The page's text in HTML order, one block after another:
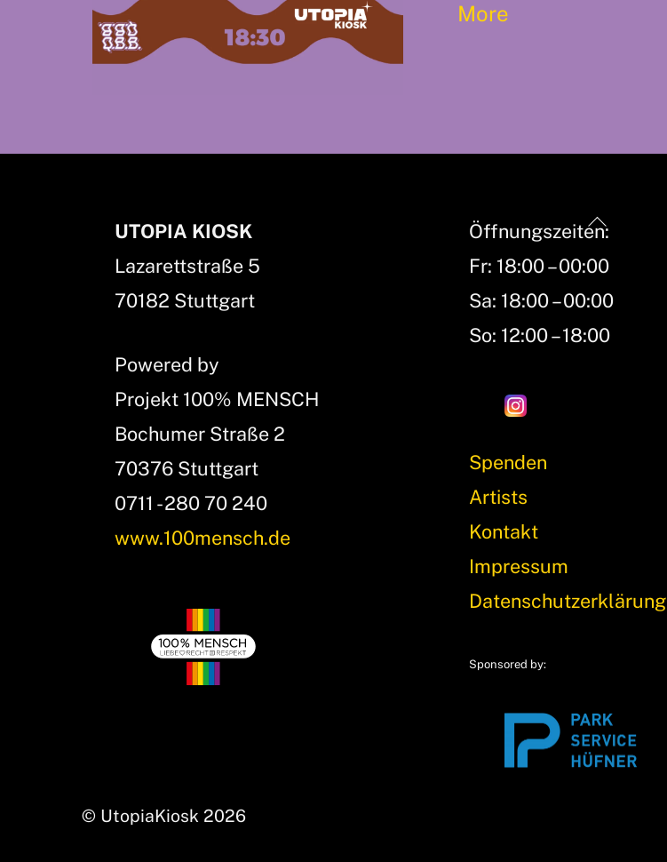
More
Back
To
Top
UTOPIA KIOSK
Lazarettstraße 5
70182 Stuttgart
Powered by
Projekt 100% MENSCH
Bochumer Straße 2
70376 Stuttgart
0711 - 280 70 240
www.100mensch.de
Öffnungszeiten:
Fr: 18:00 – 00:00
Sa: 18:00 – 00:00
So: 12:00 – 18:00
Spenden
Artists
Kontakt
Impressum
Datenschutzerklärung
Sponsored by:
© UtopiaKiosk 2026